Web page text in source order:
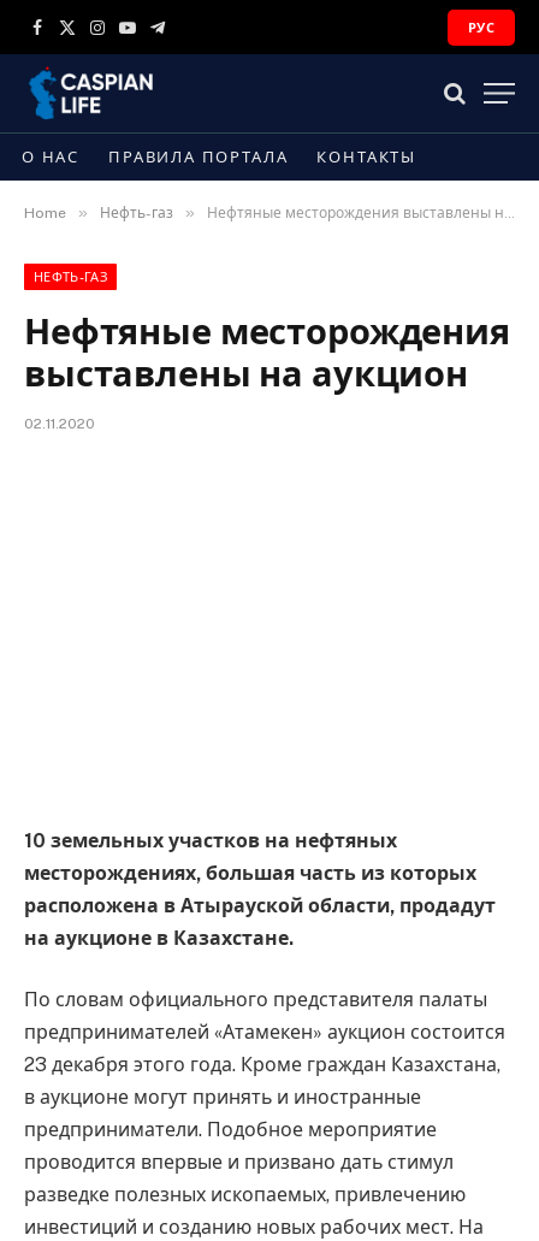
Facebook
X
Instagram
YouTubeTelegram
РУС
О НАС ПРАВИЛА ПОРТАЛА КОНТАКТЫ
Home » Нефть-газ » Нефтяные месторождения выставлены на аукцион
НЕФТЬ-ГАЗ
Нефтяные месторождения
выставлены на аукцион
02.11.2020
10 земельных участков на нефтяных
месторождениях, большая часть из которых
расположена в Атырауской области, продадут
на аукционе в Казахстане.
По словам официального представителя палаты
предпринимателей «Атамекен» аукцион состоится
23 декабря этого года. Кроме граждан Казахстана,
в аукционе могут принять и иностранные
предприниматели. Подобное мероприятие
проводится впервые и призвано дать стимул
разведке полезных ископаемых, привлечению
инвестиций и созданию новых рабочих мест. На